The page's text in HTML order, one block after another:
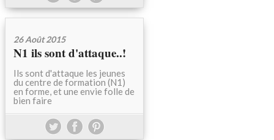
26 Août 2015
N1 ils sont d'attaque..!
Ils sont d'attaque les jeunes
du centre de formation (N1)
en forme, et une envie folle de
bien faire